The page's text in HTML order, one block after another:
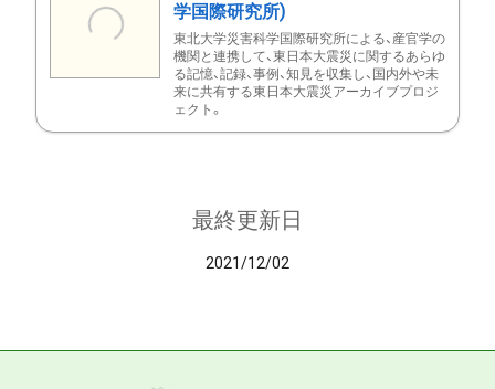
学国際研究所)
東北大学災害科学国際研究所による、産官学の
機関と連携して、東日本大震災に関するあらゆ
る記憶、記録、事例、知見を収集し、国内外や未
来に共有する東日本大震災アーカイブプロジ
ェクト。
最終更新日
2021/12/02